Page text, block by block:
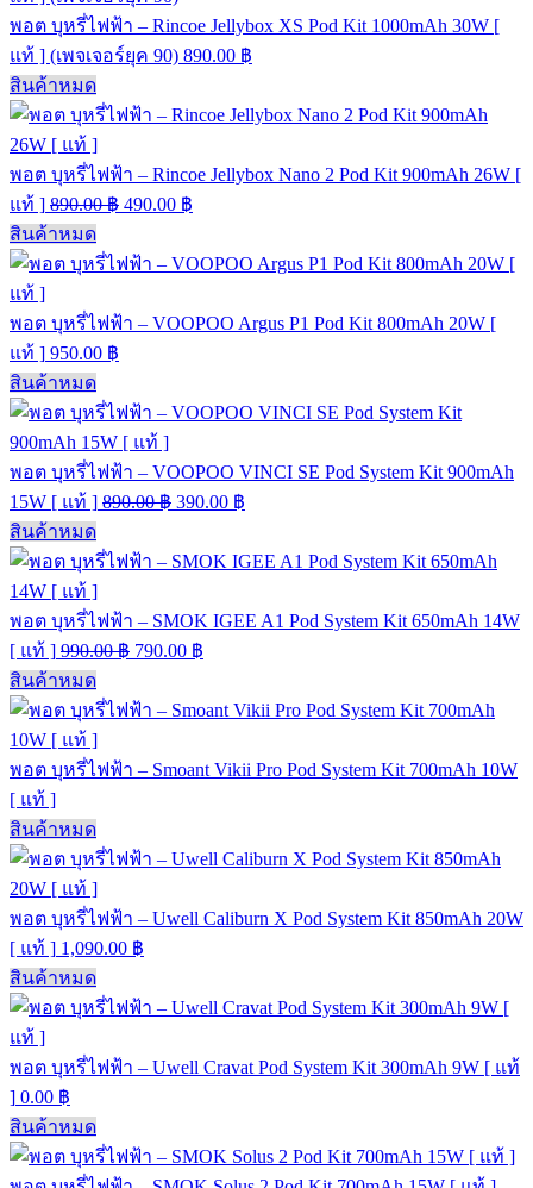
พอต บุหรี่ไฟฟ้า – Rincoe Jellybox XS Pod Kit 1000mAh 30W [
แท้ ] (เพจเจอร์ยุค 90) 890.00 ฿
สินค้าหมด
พอต บุหรี่ไฟฟ้า – Rincoe Jellybox Nano 2 Pod Kit 900mAh 26W [
แท้ ] 890.00฿ 490.00 ฿
สินค้าหมด
พอต บุหรี่ไฟฟ้า – VOOPOO Argus P1 Pod Kit 800mAh 20W [
แท้ ] 950.00 ฿
สินค้าหมด
พอต บุหรี่ไฟฟ้า – VOOPOO VINCI SE Pod System Kit 900mAh
15W [ แท้ ] 890.00฿ 390.00 ฿
สินค้าหมด
พอต บุหรี่ไฟฟ้า – SMOK IGEE A1 Pod System Kit 650mAh 14W
[ แท้ ] 990.00฿ 790.00 ฿
สินค้าหมด
พอต บุหรี่ไฟฟ้า – Smoant Vikii Pro Pod System Kit 700mAh 10W
[ แท้ ]
สินค้าหมด
พอต บุหรี่ไฟฟ้า – Uwell Caliburn X Pod System Kit 850mAh 20W
[ แท้ ] 1,090.00 ฿
สินค้าหมด
พอต บุหรี่ไฟฟ้า – Uwell Cravat Pod System Kit 300mAh 9W [ แท้
] 0.00 ฿
สินค้าหมด